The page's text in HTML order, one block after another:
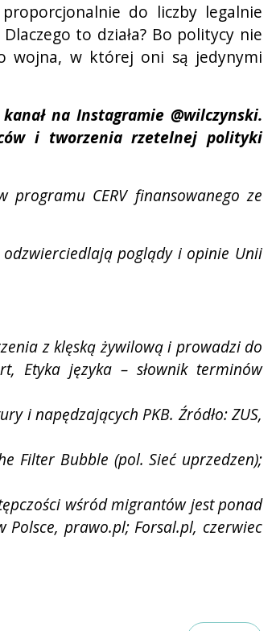
do liczby legalnie
to działa? Bo politycy nie
wojna, w której oni są jedynymi
na Instagramie @wilczynski.
i tworzenia rzetelnej polityki
CERV finansowanego ze
poglądy i opinie Unii
z klęską żywilową i prowadzi do
Etyka języka – słownik terminów
i napędzających PKB. Źródło: ZUS,
Filter Bubble (pol. Sieć uprzedzen);
wśród migrantów jest ponad
Polsce, prawo.pl; Forsal.pl, czerwiec